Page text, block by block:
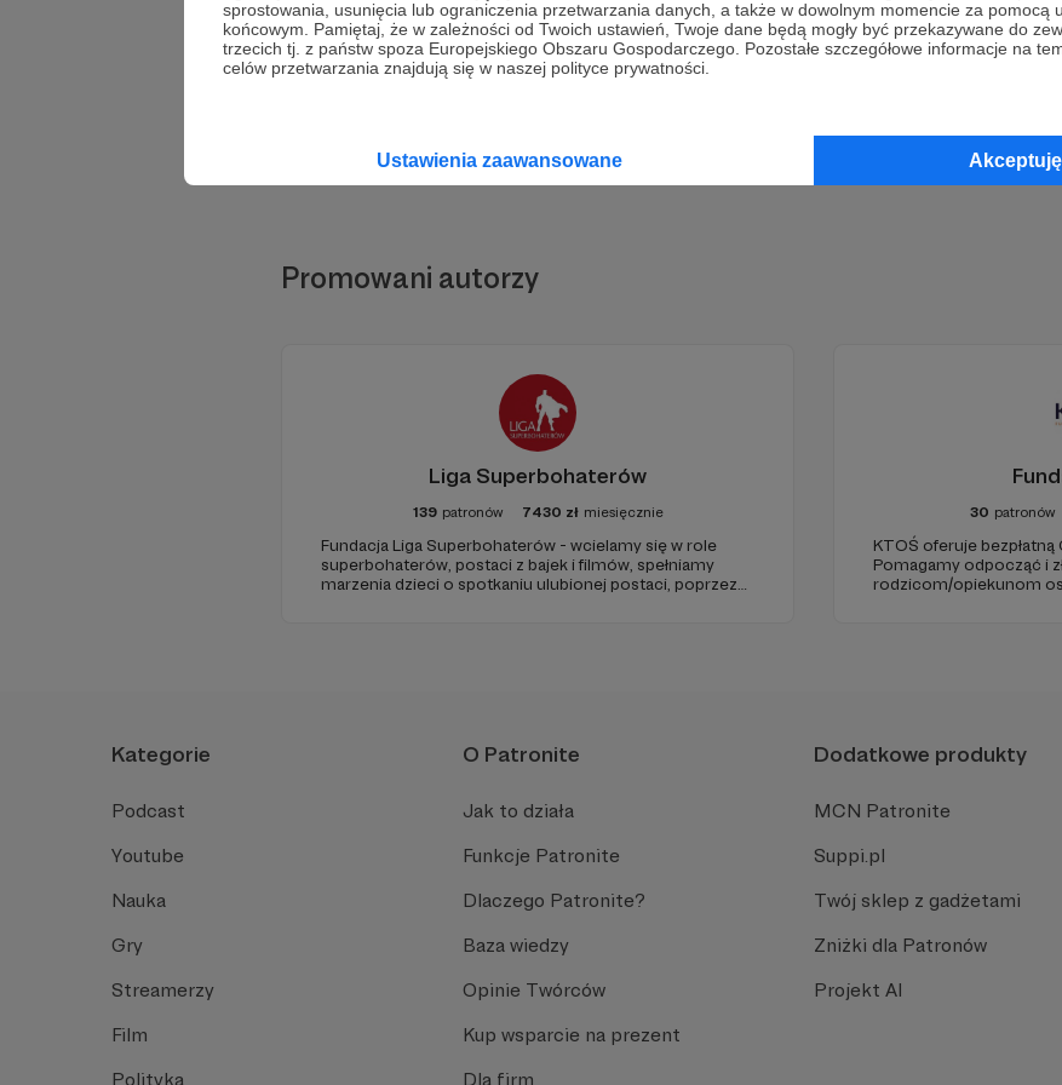
sprostowania, usunięcia lub ograniczenia przetwarzania danych, a także w dowolnym momencie za pomocą
końcowym. Pamiętaj, że w zależności od Twoich ustawień, Twoje dane będą mogły być przekazywane do
trzecich tj. z państw spoza Europejskiego Obszaru Gospodarczego. Pozostałe szczegółowe informacje na
celów przetwarzania znajdują się w naszej polityce prywatności.
Ustawienia zaawansowane
Wesprzyj działalność AutoraMiejska Partyzantka Ogrodnicza
Promowani autorzy
Liga Superbohaterów
139 patronów 7430 zł miesięcznie
Fundacja Liga Superbohaterów - wcielamy się w role
superbohaterów, postaci z bajek i filmów, spełniamy
marzenia dzieci o spotkaniu ulubionej postaci, poprzez
30 patronów
KTOŚ oferuje bezpłatną
Pomagamy odpocząć i
rodzicom/opiekunom
Kategorie
Podcast
Youtube
Nauka
Gry
Streamerzy
Film
Polityka
O Patronite
Jak to działa
Funkcje Patronite
Dlaczego Patronite?
Baza wiedzy
Opinie Twórców
Kup wsparcie na prezent
Dla firm
Dodatkowe produkty
MCN Patronite
Suppi.pl
Twój sklep z gadżetami
Zniżki dla Patronów
Projekt AI